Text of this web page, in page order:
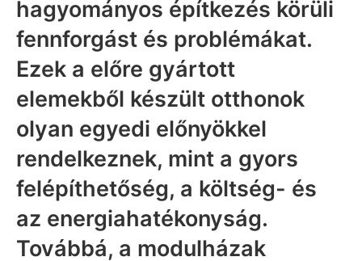
hagyományos építkezés körüli
fennforgást és problémákat.
Ezek a előre gyártott
elemekből készült otthonok
olyan egyedi előnyökkel
rendelkeznek, mint a gyors
felépíthetőség, a költség- és
az energiahatékonyság.
Továbbá, a modulházak